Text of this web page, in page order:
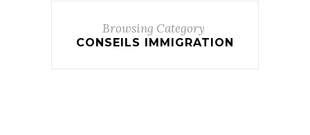
Browsing Category
CONSEILS IMMIGRATION